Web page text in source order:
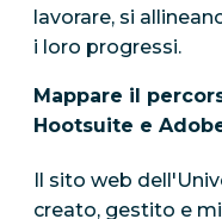
lavorare, si
i loro progressi.
Mappare il
Hootsuite e
Il sito web
creato, gestito e